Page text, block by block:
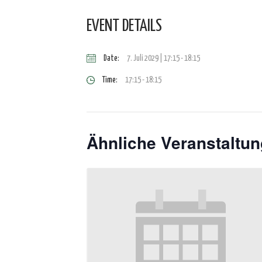
EVENT DETAILS
Date: 7. Juli 2029 | 17:15-18:15
Time: 17:15 - 18:15
Ähnliche